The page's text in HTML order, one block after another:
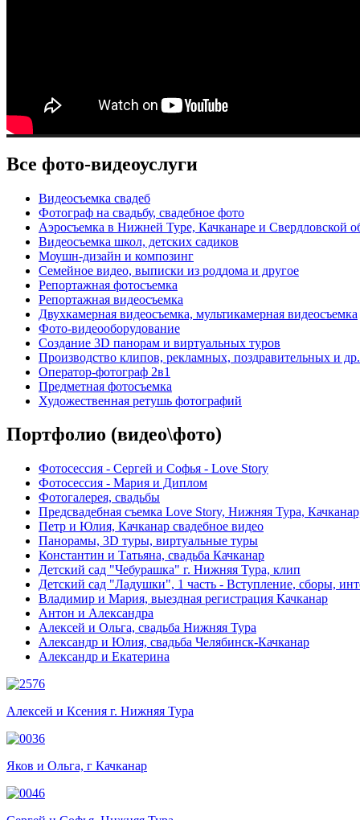
Все фото-видеоуслуги
Видеосъемка свадеб
Фотограф на свадьбу, свадебное фото
Аэросъемка в Нижней Туре, Качканаре и Свердловской
Видеосъемка школ, детских садиков
Моушн-дизайн и композинг
Семейное видео, выписки из роддома и другое
Репортажная фотосъемка
Репортажная видеосъемка
Двухкамерная видеосъемка, мультикамерная видеосъемка
Фото-видеооборудование
Создание 3D панорам и виртуальных туров
Производство клипов, рекламных, поздравительных и
Оператор-фотограф 2в1
Предметная фотосъемка
Художественная ретушь фотографий
Портфолио (видео\фото)
Фотосессия - Сергей и Софья - Love Story
Фотосессия - Мария и Диплом
Фотогалерея, свадьбы
Предсвадебная съемка Love Story, Нижняя Тура,
Петр и Юлия, Качканар свадебное видео
Панорамы, 3D туры, виртуальные туры
Константин и Татьяна, свадьба Качканар
Детский сад "Чебурашка" г. Нижняя Тура, клип
Детский сад "Ладушки", 1 часть - Вступление, сборы,
Владимир и Мария, выездная регистрация Качканар
Антон и Александра
Алексей и Ольга, свадьба Нижняя Тура
Александр и Юлия, свадьба Челябинск-Качканар
Александр и Екатерина
Алексей и Ксения г. Нижняя Тура
Яков и Ольга, г Качканар